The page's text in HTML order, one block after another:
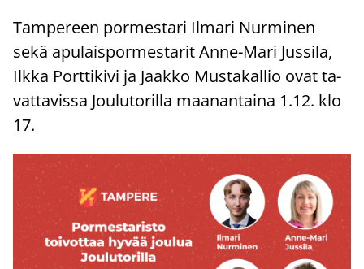
Tam­pe­reen por­mes­ta­ri Il­ma­ri Nur­mi­nen
sekä apu­lais­por­mes­ta­rit Anne-​Mari Jus­si­la,
Ilkka Port­ti­ki­vi ja Jaak­ko Mus­ta­kal­lio ovat ta­
vat­ta­vis­sa Jou­lu­to­ril­la maa­nan­tai­na 1.12. klo
17.